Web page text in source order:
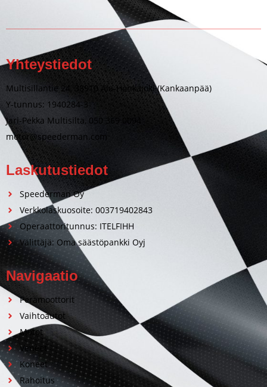
Yhteystiedot
Multisillantie 24, 38910 Ala-Honkajoki (Kankaanpää)
Y-tunnus: 1940284-3
Jari-Pekka Multisilta, 050 369 0094
motor@speederman.com
Laskutustiedot
Speederman Oy
Verkkolaskuosoite: 003719402843
Operaattoritunnus: ITELFIHH
Välittäjä: Oma säästöpankki Oyj
Navigaatio
Perämoottorit
Vaihtoautot
Motot
Veneet
Koneet
Rahoitus